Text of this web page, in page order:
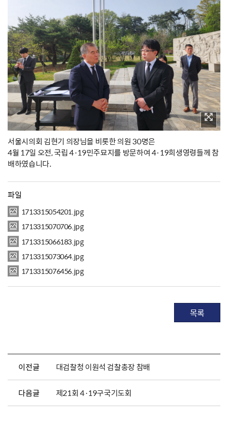
서울시의회 김현기 의장님을 비롯한 의원 30명은
4월 17일 오전, 국립 4·19민주묘지를 방문하여 4·19희생영령들께 참
배하였습니다.
파일
1713315054201.jpg
1713315070706.jpg
1713315066183.jpg
1713315073064.jpg
1713315076456.jpg
목록
이전글 대검찰청 이원석 검찰총장 참배
다음글 제21회 4·19구국기도회